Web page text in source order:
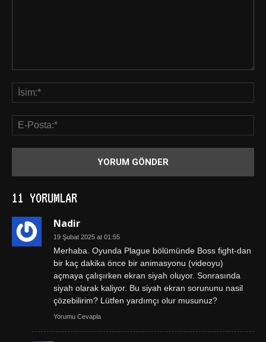
11 YORUMLAR
Nadir
19 Şubat 2025 at 01:55
Merhaba. Oyunda Plague bölümünde Boss fight-dan
bir kaç dakika önce bir animasyonu (videoyu)
açmaya çalışırken ekran siyah oluyor. Sonrasında
siyah olarak kaliyor. Bu siyah ekran sorununu nasil
çözebilirim? Lütfen yardımçı olur musunuz?
Yorumu Cevapla